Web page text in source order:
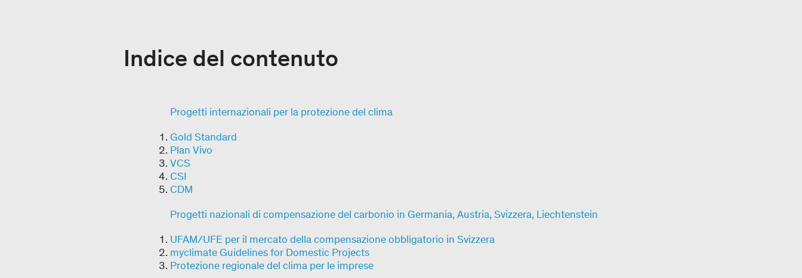
Indice del contenuto
Progetti internazionali per la protezione del clima
Gold Standard
Plan Vivo
VCS
CSI
CDM
Progetti nazionali di compensazione del carbonio in Germania, Austria, Svizzera, Liechtenstein
UFAM/UFE per il mercato della compensazione obbligatorio in Svizzera
myclimate Guidelines for Domestic Projects
Protezione regionale del clima per le imprese